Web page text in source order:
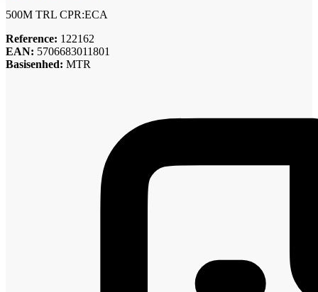
500M TRL CPR:ECA
Reference: 122162
EAN: 5706683011801
Basisenhed: MTR